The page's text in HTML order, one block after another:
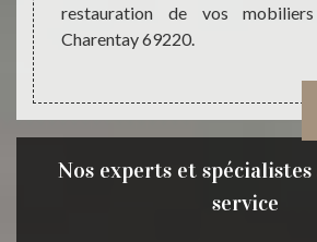
restauration de vos
Charentay 69220.
Nos experts et
service